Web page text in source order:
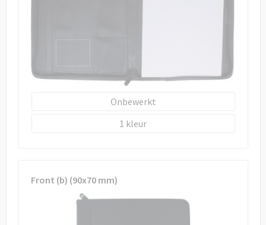
Onbewerkt
1
Front (b) (90x70 mm)